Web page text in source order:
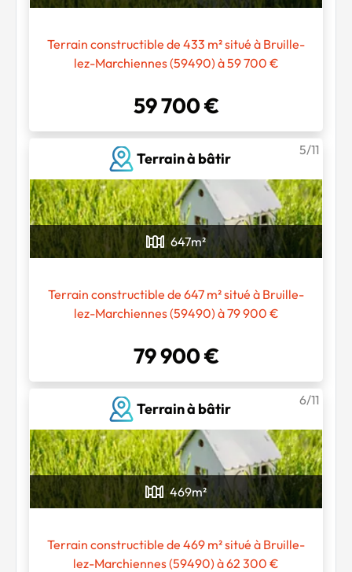
Chargement...
Terrain constructible de 433 m² situé à Bruille-
lez-Marchiennes (59490) à 59 700 €
59 700 €
Terrain à bâtir
5/11
647m²
Terrain constructible de 647 m² situé à Bruille-
lez-Marchiennes (59490) à 79 900 €
79 900 €
Terrain à bâtir
6/11
469m²
Terrain constructible de 469 m² situé à Bruille-
lez-Marchiennes (59490) à 62 300 €